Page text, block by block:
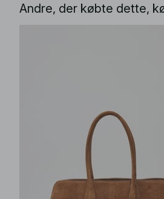
Andre, der købte dette,